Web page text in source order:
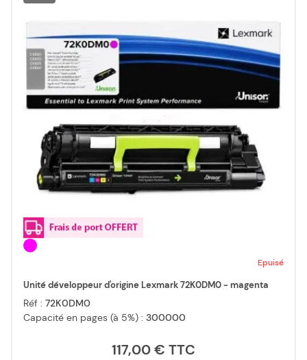
Epuisé
Unité développeur d'origine Lexmark 72K0DM0 - magenta
Réf : 72K0DM0
Capacité en pages (à 5%) : 300000
117,00 €